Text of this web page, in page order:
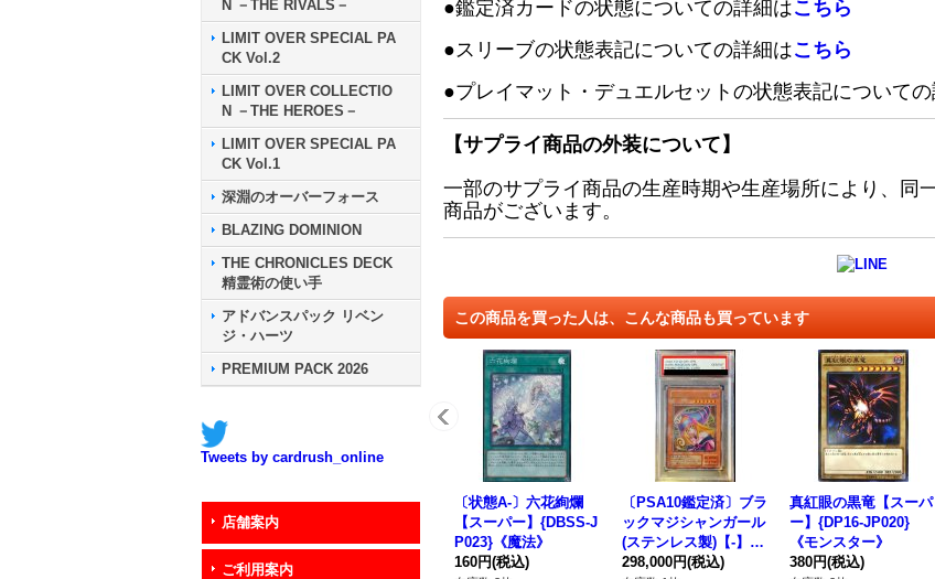
N －THE RIVALS－
LIMIT OVER SPECIAL PA
CK Vol.2
LIMIT OVER COLLECTIO
N －THE HEROES－
LIMIT OVER SPECIAL PA
CK Vol.1
深淵のオーバーフォース
BLAZING DOMINION
THE CHRONICLES DECK
精霊術の使い手
アドバンスパック リベン
ジ・ハーツ
PREMIUM PACK 2026
Tweets by cardrush_online
店舗案内
ご利用案内
●鑑定済カードの状態についての詳細はこちら
●スリーブの状態表記についての詳細はこちら
●プレイマット・デュエルセットの状態表記について
【サプライ商品の外装について】
一部のサプライ商品の生産時期や生産場所により、同
商品がございます。
この商品を買った人は、こんな商品も買っています
〔状態A-〕六花絢爛
【スーパー】{DBSS-J
P023}《魔法》
160円(税込)
〔PSA10鑑定済〕ブラ
ックマジシャンガール
(ステンレス製)【-】{-}
《モンスター》
298,000円(税込)
真紅眼の黒竜【スーパ
ー】{DP16-JP020}
《モンスター》
380円(税込)